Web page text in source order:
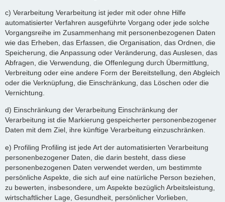
c) Verarbeitung Verarbeitung ist jeder mit oder ohne Hilfe
automatisierter Verfahren ausgeführte Vorgang oder jede solche
Vorgangsreihe im Zusammenhang mit personenbezogenen Daten
wie das Erheben, das Erfassen, die Organisation, das Ordnen, die
Speicherung, die Anpassung oder Veränderung, das Auslesen, das
Abfragen, die Verwendung, die Offenlegung durch Übermittlung,
Verbreitung oder eine andere Form der Bereitstellung, den Abgleich
oder die Verknüpfung, die Einschränkung, das Löschen oder die
Vernichtung.
d) Einschränkung der Verarbeitung Einschränkung der
Verarbeitung ist die Markierung gespeicherter personenbezogener
Daten mit dem Ziel, ihre künftige Verarbeitung einzuschränken.
e) Profiling Profiling ist jede Art der automatisierten Verarbeitung
personenbezogener Daten, die darin besteht, dass diese
personenbezogenen Daten verwendet werden, um bestimmte
persönliche Aspekte, die sich auf eine natürliche Person beziehen,
zu bewerten, insbesondere, um Aspekte bezüglich Arbeitsleistung,
wirtschaftlicher Lage, Gesundheit, persönlicher Vorlieben,